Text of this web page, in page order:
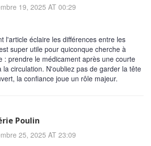
19, 2025 AT 00:29
l'article éclaire les différences entre les
super utile pour quiconque cherche à
: prendre le médicament après une courte
la circulation. N'oubliez pas de garder la tête
la confiance joue un rôle majeur.
Poulin
25, 2025 AT 23:09